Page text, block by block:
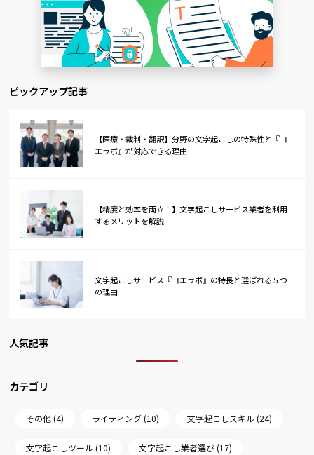
ピックアップ記事
【医療・裁判・翻訳】分野の文字起こしの特殊性と『コ
エラボ』が対応できる理由
【精度と効率を両立！】文字起こしサービス業者を利用
するメリットを解説
文字起こしサービス『コエラボ』の特長と選ばれる５つ
の理由
人気記事
カテゴリ
その他 (4) ライティング (10) 文字起こしスキル (24)
文字起こしツール (10) 文字起こし業者選び (17)